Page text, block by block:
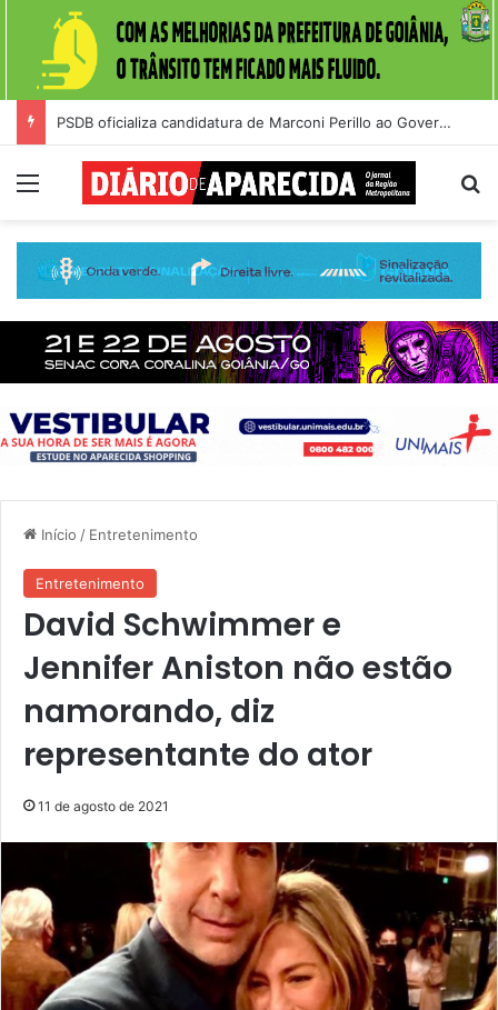
PSDB oficializa candidatura de Marconi Perillo ao Governo de Goiás durante convenção na Alego
Menu
Início / Entretenimento
Entretenimento
David Schwimmer e
Jennifer Aniston não estão
namorando, diz
representante do ator
11 de agosto de 2021